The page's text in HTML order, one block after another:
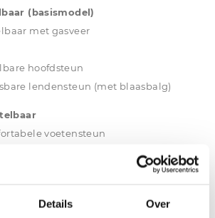
Details Over
(basismodel)
met gasveer
hoofdsteun
lendensteun (met blaasbalg)
voetensteun